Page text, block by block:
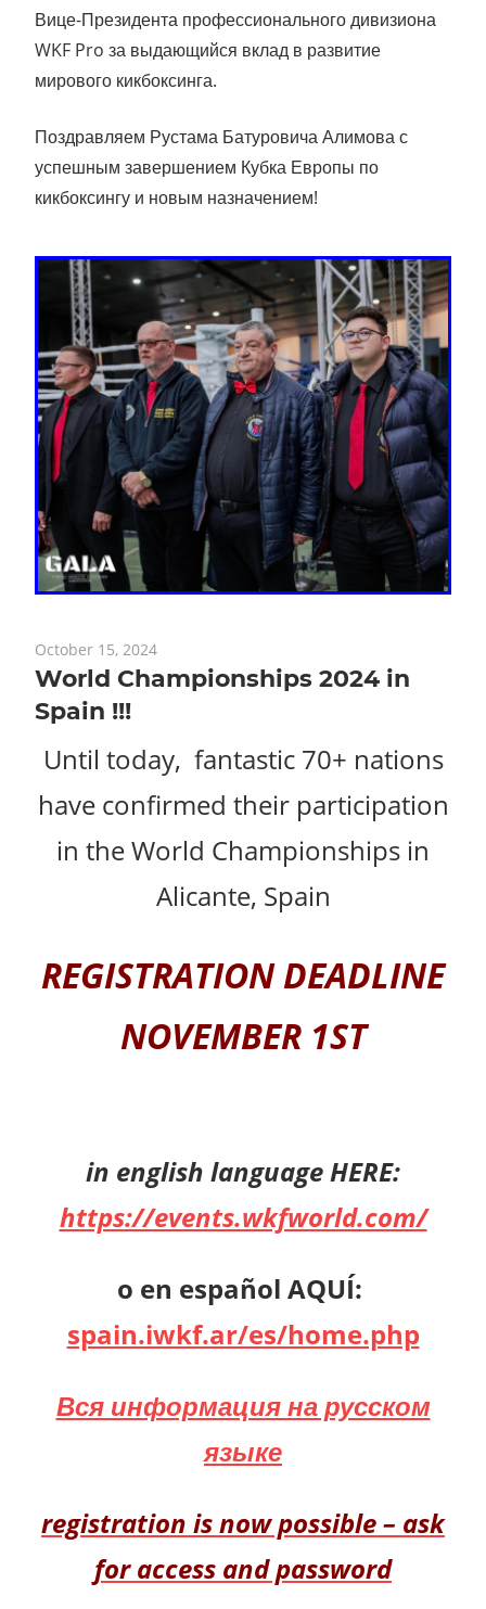
Вице-Президента профессионального дивизиона
WKF Pro за выдающийся вклад в развитие
мирового кикбоксинга.
Поздравляем Рустама Батуровича Алимова с
успешным завершением Кубка Европы по
кикбоксингу и новым назначением!
October 15, 2024
World Championships 2024 in
Spain !!!
Until today, fantastic 70+ nations
have confirmed their participation
in the World Championships in
Alicante, Spain
REGISTRATION DEADLINE
NOVEMBER 1ST
in english language HERE:
https://events.wkfworld.com/
o en español AQUÍ:
spain.iwkf.ar/es/home.php
Вся информация на русском
языке
registration is now possible – ask
for access and password